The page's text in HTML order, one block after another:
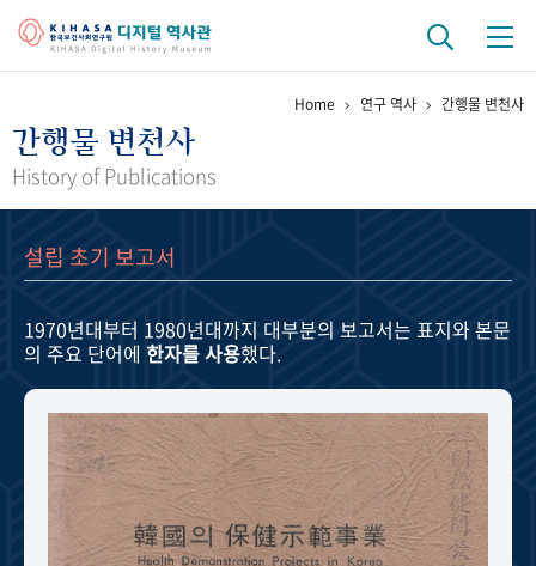
걸어온 길 기관 변천사
정책과 연구 키워드로 보는 연구 역사
연구자들
기록물 아카이브
사진 아카이브 문서 기록물 행정박물 영상 기록물
주년 기념
성과 50선 숫자로 보는 50년 50+1주년 광장
Home 연구 역사 간행물 변천사
간행물 변천사
History of Publications
설립 초기 보고서
1970년대부터 1980년대까지 대부분의 보고서는 표지와 본문
의 주요 단어에 한자를 사용했다.